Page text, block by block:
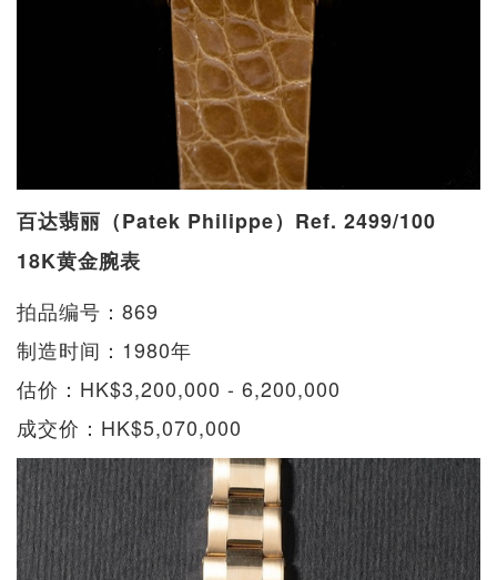
百达翡丽（Patek Philippe）Ref. 2499/100
18K黄金腕表
拍品编号：869
制造时间：1980年
估价：HK$3,200,000 - 6,200,000
成交价：HK$5,070,000